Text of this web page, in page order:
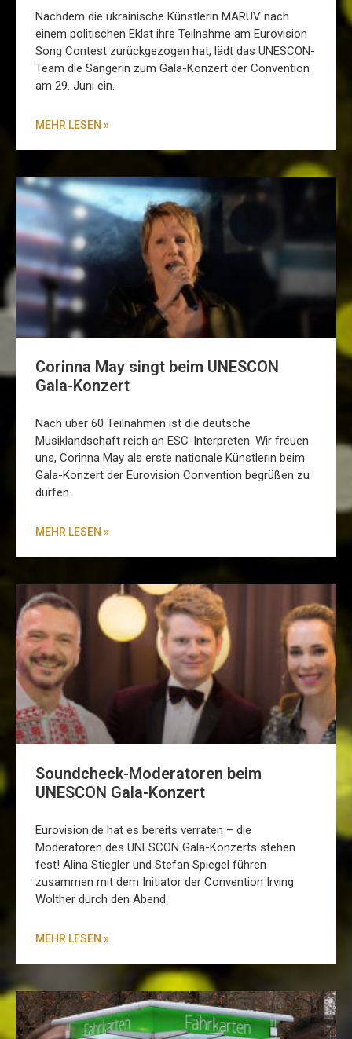
Nachdem die ukrainische Künstlerin MARUV nach
einem politischen Eklat ihre Teilnahme am Eurovision
Song Contest zurückgezogen hat, lädt das UNESCON-
Team die Sängerin zum Gala-Konzert der Convention
am 29. Juni ein.
MEHR LESEN »
Corinna May singt beim UNESCON
Gala-Konzert
Nach über 60 Teilnahmen ist die deutsche
Musiklandschaft reich an ESC-Interpreten. Wir freuen
uns, Corinna May als erste nationale Künstlerin beim
Gala-Konzert der Eurovision Convention begrüßen zu
dürfen.
MEHR LESEN »
Soundcheck-Moderatoren beim
UNESCON Gala-Konzert
Eurovision.de hat es bereits verraten – die
Moderatoren des UNESCON Gala-Konzerts stehen
fest! Alina Stiegler und Stefan Spiegel führen
zusammen mit dem Initiator der Convention Irving
Wolther durch den Abend.
MEHR LESEN »